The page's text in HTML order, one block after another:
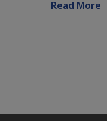
Read More